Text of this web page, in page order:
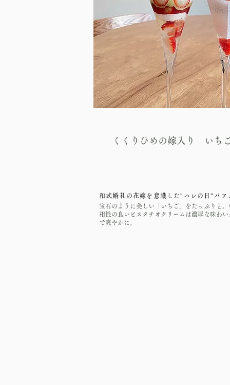
くくりひめの嫁入り いち
和式婚礼の花嫁を意識した"ハレの日”パフ
宝石のように美しい「いちご」をたっぷりと
相性の良いピスタチオクリームは濃厚な味わ
で爽やかに。